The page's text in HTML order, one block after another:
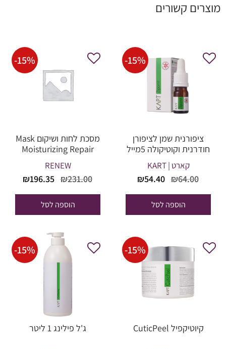
מוצרים קשורים
-15%
ציפורנית שמן לציפורן
חודרנית וקוטיקולה 5מייל
קארט | KART
₪64.00
המחיר
₪64.00.
₪54.40
הוספה לסל
-15%
מסכת לחות ושיקום Mask
Moisturizing Repair
Skin
RENEW
₪231.00
המחיר
₪231.00.
₪196.35
הוספה לסל
-15%
קיוטיקפיל CuticPeel
-15%
ג'ל פילינג 1 ליטר